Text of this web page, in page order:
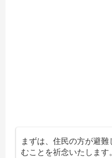
まずは、住民の方が避
むことを祈念いたします。